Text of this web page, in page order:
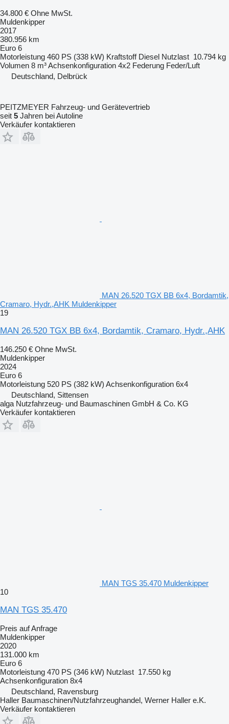
34.800 € Ohne MwSt.
Muldenkipper
2017
380.956 km
Euro 6
Motorleistung 460 PS (338 kW) Kraftstoff Diesel Nutzlast 10.794 kg
Volumen 8 m³Achsenkonfiguration 4x2 Federung Feder/Luft
Deutschland, Delbrück
PEITZMEYER Fahrzeug- und Gerätevertrieb
seit 5 Jahren bei Autoline
Verkäufer kontaktieren
MAN 26.520 TGX BB 6x4, Bordamtik,
Cramaro, Hydr.,AHK Muldenkipper
19
MAN 26.520 TGX BB 6x4, Bordamtik, Cramaro, Hydr.,AHK
146.250 € Ohne MwSt.
Muldenkipper
2024
Euro 6
Motorleistung 520 PS (382 kW) Achsenkonfiguration 6x4
Deutschland, Sittensen
alga Nutzfahrzeug- und Baumaschinen GmbH & Co. KG
Verkäufer kontaktieren
MAN TGS 35.470 Muldenkipper
10
MAN TGS 35.470
Preis auf Anfrage
Muldenkipper
2020
131.000 km
Euro 6
Motorleistung 470 PS (346 kW) Nutzlast 17.550 kg
Achsenkonfiguration 8x4
Deutschland, Ravensburg
Haller Baumaschinen/Nutzfahrzeughandel, Werner Haller e.K.
Verkäufer kontaktieren